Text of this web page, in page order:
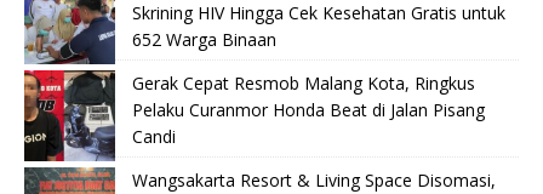
Skrining HIV Hingga Cek Kesehatan Gratis untuk
652 Warga Binaan
Gerak Cepat Resmob Malang Kota, Ringkus
Pelaku Curanmor Honda Beat di Jalan Pisang
Candi
Wangsakarta Resort & Living Space Disomasi,